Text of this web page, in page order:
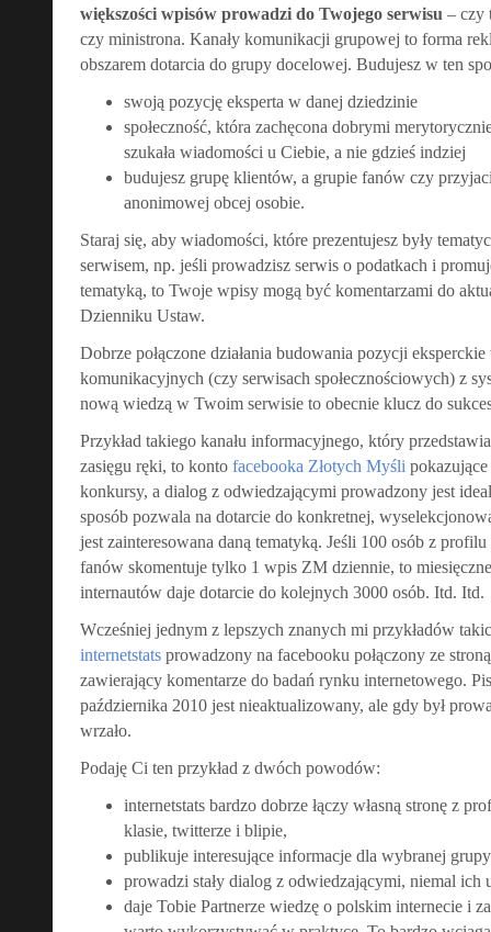
większości wpisów prowadzi do Twojego serwisu – czy
czy ministrona. Kanały komunikacji grupowej to forma
obszarem dotarcia do grupy docelowej. Budujesz w ten
swoją pozycję eksperta w danej dziedzinie
społeczność, która zachęcona dobrymi
szukała wiadomości u Ciebie, a nie gdzieś indziej
budujesz grupę klientów, a grupie fanów czy
anonimowej obcej osobie.
Staraj się, aby wiadomości, które prezentujesz były
serwisem, np. jeśli prowadzisz serwis o podatkach i
tematyką, to Twoje wpisy mogą być komentarzami do
Dzienniku Ustaw.
Dobrze połączone działania budowania pozycji
komunikacyjnych (czy serwisach społecznościowych) z
nową wiedzą w Twoim serwisie to obecnie klucz do
Przykład takiego kanału informacyjnego, który
zasięgu ręki, to konto facebooka Złotych Myśli
konkursy, a dialog z odwiedzającymi prowadzony jest
sposób pozwala na dotarcie do konkretnej,
jest zainteresowana daną tematyką. Jeśli 100 osób z
fanów skomentuje tylko 1 wpis ZM dziennie, to
internautów daje dotarcie do kolejnych 3000 osób. Itd. Itd.
Wcześniej jednym z lepszych znanych mi przykładów
internetstats prowadzony na facebooku połączony ze
zawierający komentarze do badań rynku internetowego.
października 2010 jest nieaktualizowany, ale gdy był
wrzało.
Podaję Ci ten przykład z dwóch powodów:
internetstats bardzo dobrze łączy własną stronę z
klasie, twitterze i blipie,
publikuje interesujące informacje dla wybranej
prowadzi stały dialog z odwiedzającymi, niemal ich
daje Tobie Partnerze wiedzę o polskim internecie i